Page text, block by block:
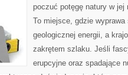
poczuć potęgę natury w jej
To miejsce, gdzie
geologicznej energii, a
zakrętem szlaku. Jeśli
erupcyjne oraz spadające